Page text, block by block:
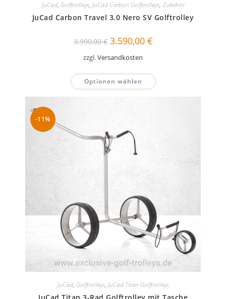
JuCad, Golftrolleys, JuCad Carbon Golftrolleys, Zubehör
JuCad Carbon Travel 3.0 Nero SV Golftrolley
3.990,00€ Ursprünglicher
Preis
war:
3.990,00 €
3.590,00 €Aktueller
Preis
zzgl.Versandkosten
Optionen wählen
-11%
JuCad, Golftrolleys, JuCad Titan Golftrolleys
JuCad Titan 3-Rad Golftrolley mit Tasche